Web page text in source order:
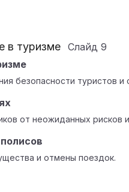
в туризме Слайд 9
безопасности туристов и
от неожиданных рисков
и отмены поездок.